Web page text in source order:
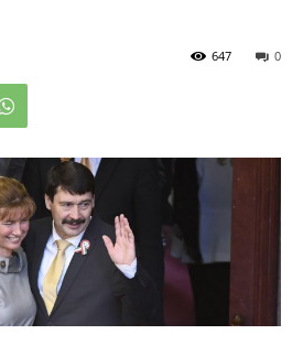
0
647